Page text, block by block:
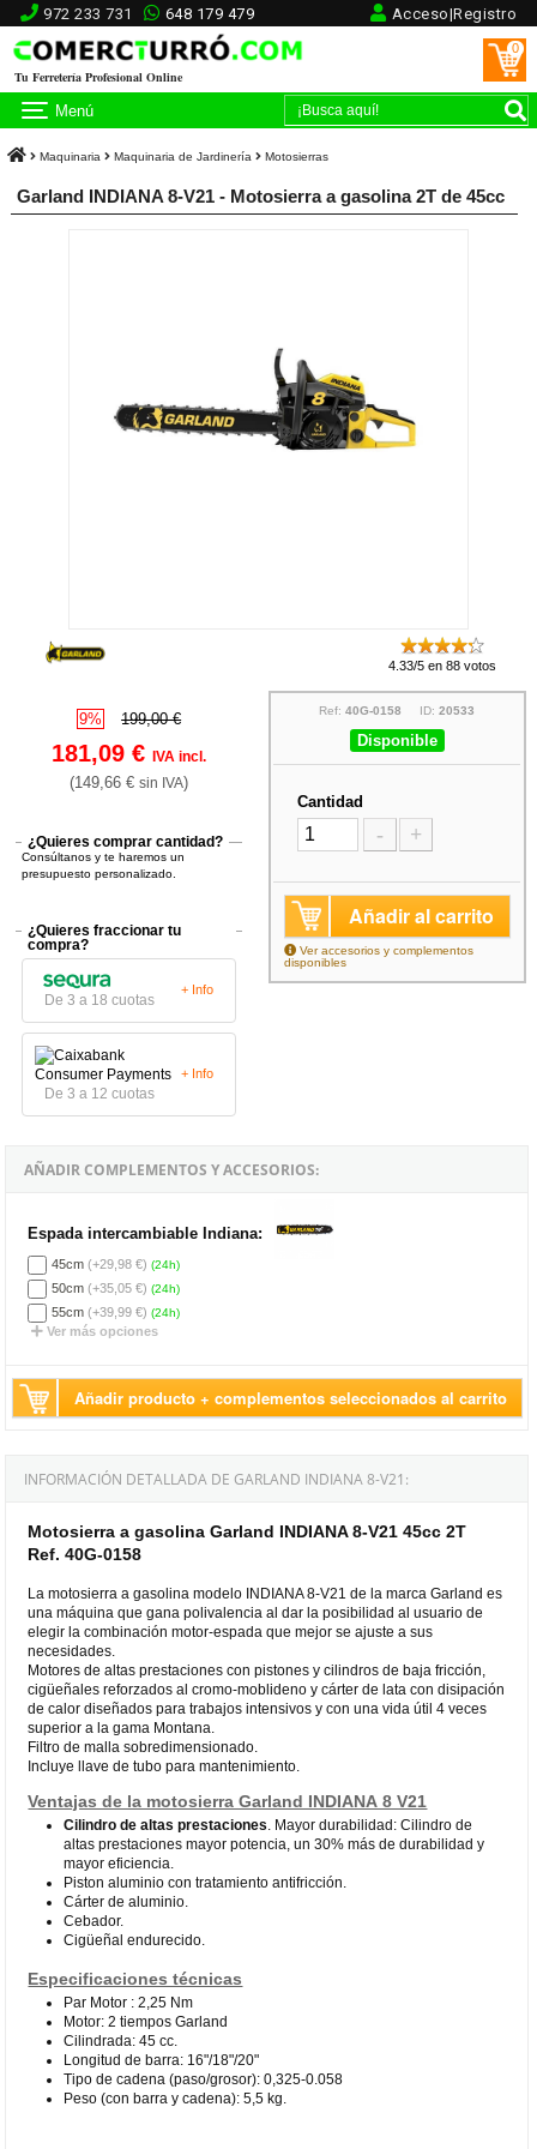
972 233 731 648 179 479 Acceso|Registro
Tu Ferretería Profesional Online
0
Menú
Maquinaria Maquinaria de Jardinería Motosierras
Garland INDIANA 8-V21 - Motosierra a gasolina 2T de 45cc
4.33/5 en 88 votos
9% 199,00 €
181,09 €IVA incl.
(149,66 €sin IVA)
¿Quieres comprar cantidad?
Consúltanos y te haremos un
presupuesto personalizado.
¿Quieres fraccionar tu
compra?
De 3 a 18 cuotas
+ Info
De 3 a 12 cuotas
+ Info
Ref:40G-0158 ID:20533
Disponible
Cantidad
- +
Añadir al carrito
Ver accesorios y complementos
disponibles
AÑADIR COMPLEMENTOS Y ACCESORIOS:
Espada intercambiable Indiana:
45cm (+29,98 €) (24h)
50cm (+35,05 €) (24h)
55cm (+39,99 €) (24h)
Ver más opciones
Añadir producto + complementos seleccionados al carrito
INFORMACIÓN DETALLADA DE GARLAND INDIANA 8-V21:
Motosierra a gasolina Garland INDIANA 8-V21 45cc 2T
Ref. 40G-0158
La motosierra a gasolina modelo INDIANA 8-V21 de la marca Garland es
una máquina que gana polivalencia al dar la posibilidad al usuario de
elegir la combinación motor-espada que mejor se ajuste a sus
necesidades.
Motores de altas prestaciones con pistones y cilindros de baja fricción,
cigüeñales reforzados al cromo-moblideno y cárter de lata con disipación
de calor diseñados para trabajos intensivos y con una vida útil 4 veces
superior a la gama Montana.
Filtro de malla sobredimensionado.
Incluye llave de tubo para mantenimiento.
Ventajas de la motosierra Garland INDIANA 8 V21
Cilindro de altas prestaciones . Mayor durabilidad: Cilindro de
altas prestaciones mayor potencia, un 30% más de durabilidad y
mayor eficiencia.
Piston aluminio con tratamiento antifricción.
Cárter de aluminio.
Cebador.
Cigüeñal endurecido.
Especificaciones técnicas
Par Motor : 2,25 Nm
Motor: 2 tiempos Garland
Cilindrada: 45 cc.
Longitud de barra: 16"/18"/20"
Tipo de cadena (paso/grosor): 0,325-0.058
Peso (con barra y cadena): 5,5 kg.